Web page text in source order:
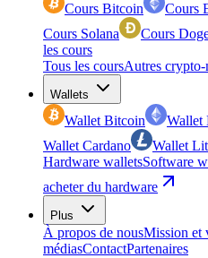
Cours Bitcoin Cours
Cours Solana
Cours
les cours
Tous les coursAutres crypto-
Wallets
Wallet Bitcoin Wallet
Wallet Cardano
Wallet
Hardware walletsSoftware
acheter du hardware
Plus
À propos de nousMission et
médiasContactPartenaires